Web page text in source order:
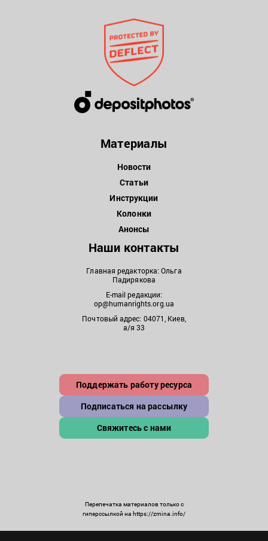
Материалы
Новости
Статьи
Инструкции
Колонки
Анонсы
Наши контакты
Главная редакторка: Ольга
Падирякова
E-mail редакции:
op@humanrights.org.ua
Почтовый адрес: 04071, Киев,
а/я 33
Поддержать работу ресурса
Подписаться на рассылку
Свяжитесь с нами
Перепечатка материалов только с
гиперссылкой на https://zmina.info/